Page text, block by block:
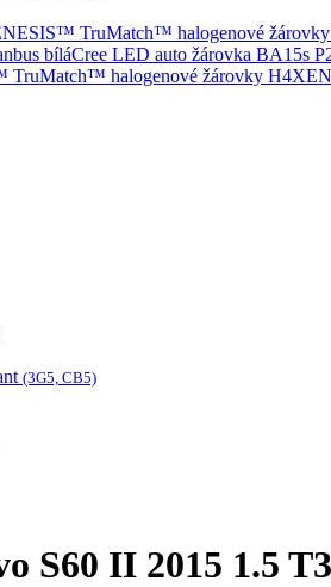
TruMatch™ halogenové
Cree LED auto žárovka BA15s
(3G5, CB5)
S60 II 2015 1.5 T3